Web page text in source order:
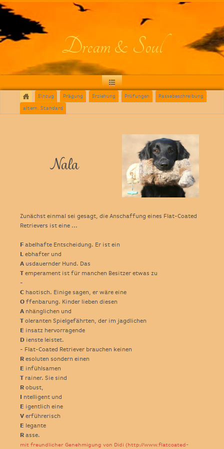
Dream & Soul
Einzug Prägung Erziehung Prüfungen Rassebeschreibung
altern. Standard
Nala
Zunächst einmal sei gesagt, die Anschaffung eines Flat-Coated
Retrievers ist eine ...
F abelhafte Entscheidung. Er ist ein
L ebhafter und
A usdauernder Hund. Das
T emperament ist für manchen Besitzer etwas zu
-
C haotisch. Einige sagen, er wäre eine
O ffenbarung. Kinder lieben diesen
A nhänglichen und
T oleranten Spielgefährten, der im jagdlichen
E insatz hervorragende
D ienste leistet.
- Flat-Coated Retriever brauchen keinen
R esoluten sondern einen
E infühlsamen
T rainer. Sie sind
R obust,
I ntelligent und
E igentlich eine
V erführerisch
E legante
R asse.
mit freundlicher Genehmigung von Didi (http://www.flatcoated-